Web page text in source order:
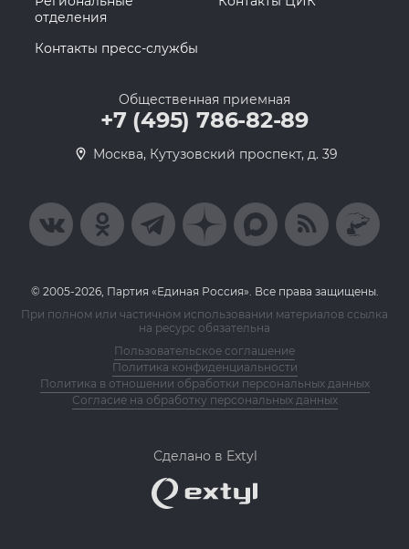
отделения
Контакты пресс-службы
Общественная приемная
+7 (495) 786-82-89
Москва, Кутузовский проспект, д. 39
© 2005-2026, Партия «Единая Россия». Все права защищены.
При полном или частичном использовании материалов ссылка
на ресурс обязательна
Пользовательское соглашение
Политика конфиденциальности
Политика в отношении обработки персональных данных
Согласие на обработку персональных данных
Сделано в Extyl